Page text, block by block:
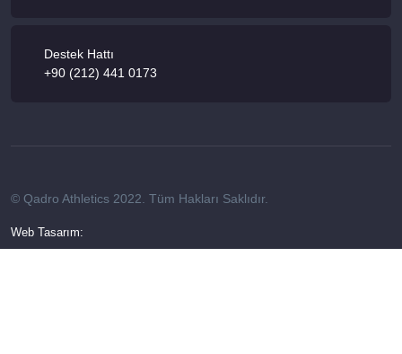
Destek Hattı
+90 (212) 441 0173
© Qadro Athletics 2022. Tüm Hakları Saklıdır.
Web Tasarım: